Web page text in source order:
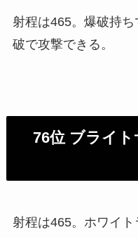
射程は465。爆破持
破で攻撃できる。
76位 ブライ
射程は465。ホワイ